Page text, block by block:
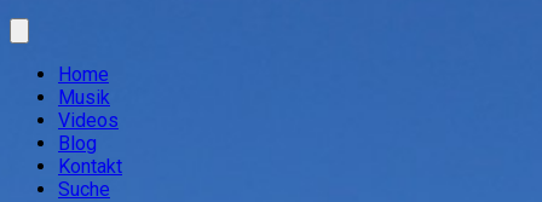
Home
Musik
Videos
Blog
Kontakt
Suche